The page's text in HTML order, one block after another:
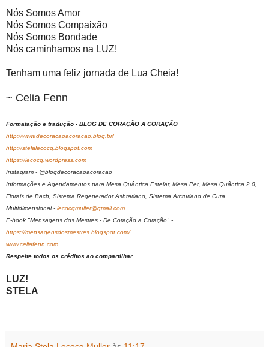
Nós Somos Amor
Nós Somos Compaixão
Nós Somos Bondade
Nós caminhamos na LUZ!
Tenham uma feliz jornada de Lua Cheia!
~ Celia Fenn
Formatação e tradução - BLOG DE CORAÇÃO A CORAÇÃO
http://www.decoracaoacoracao.blog.br/
http://stelalecocq.blogspot.com
https://lecocq.wordpress.com
Instagram - @blogdecoracaoacoracao
Informações e Agendamentos para Mesa Quântica Estelar, Mesa Pet, Mesa Quântica 2.0,
Florais de Bach, Sistema Regenerador Ashtariano, Sistema Arcturiano de Cura
Multidimensional - lecocqmuller@gmail.com
E-book "Mensagens dos Mestres - De Coração a Coração" -
https://mensagensdosmestres.blogspot.com/
www.celiafenn.com
Respeite todos os créditos ao compartilhar
LUZ!
STELA